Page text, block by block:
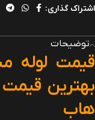
اشتراک گذاری:
توضیحات
قیمت لوله
بهترین
هاب